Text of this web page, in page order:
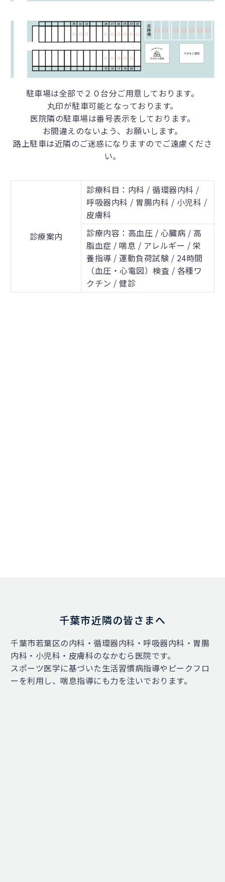
駐車場は全部で２０台分ご用意しております。
丸印が駐車可能となっております。
医院隣の駐車場は番号表示をしております。
お間違えのないよう、お願いします。
路上駐車は近隣のご迷惑になりますのでご遠慮くださ
い。
診療案内
診療科目：内科 / 循環器内科 /
呼吸器内科 / 胃腸内科 / 小児科 /
皮膚科
診療内容：高血圧 / 心臓病 / 高
脂血症 / 喘息 / アレルギー / 栄
養指導 / 運動負荷試験 / 24時間
（血圧・心電図）検査 / 各種ワ
クチン / 健診
千葉市近隣の皆さまへ
千葉市若葉区の内科・循環器内科・呼吸器内科・胃腸
内科・小児科・皮膚科のなかむら医院です。
スポーツ医学に基づいた生活習慣病指導やピークフロ
ーを利用し、喘息指導にも力を注いでおります。